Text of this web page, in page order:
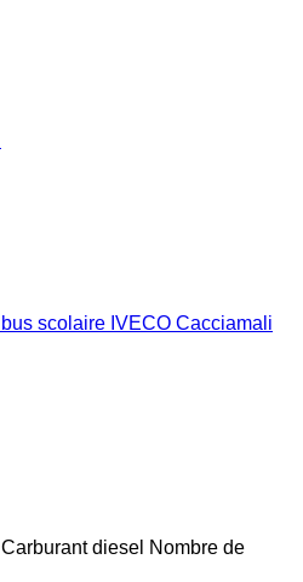
bus scolaire IVECO Cacciamali
Carburant diesel Nombre de